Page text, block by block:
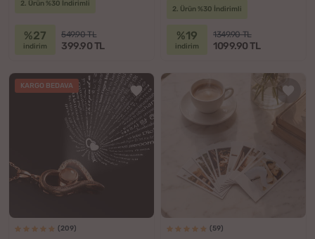
2. Ürün %30 İndirimli
%27
indirim
549.90 TL
399.90 TL
2. Ürün %30 İndirimli
%19
indirim
1349.90 TL
1099.90 TL
KARGO BEDAVA
(209) (59)